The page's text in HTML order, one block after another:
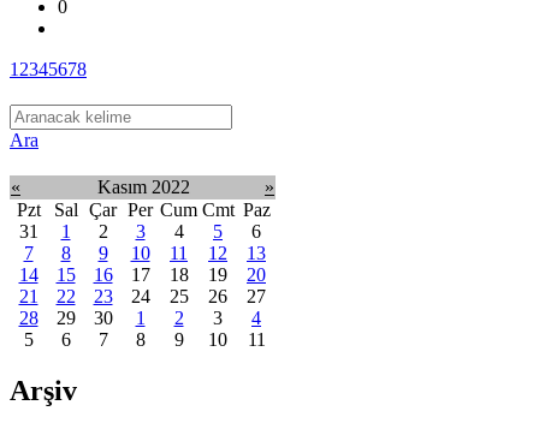
0
1 2345678
Ara
« Kasım 2022
»
Pzt
Sal Çar Per Cum Cmt Paz
31
1 2 3 4 5
6
7
8 9 10 11 12
13
14
15 16 17 18 19
20
21
22 23 24 25 26
27
28
29 30 1 2 3
4
5
6 7 8 9 10 11
Arşiv